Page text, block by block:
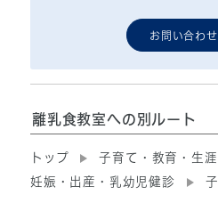
お問い合わ
離乳食教室への別ルート
トップ
子育て・教育・生
妊娠・出産・乳幼児健診